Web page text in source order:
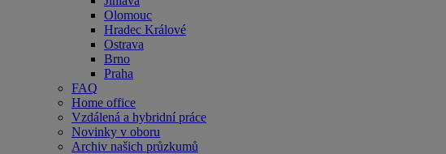
Olomouc
Hradec Králové
Ostrava
Brno
Praha
FAQ
Home office
Vzdálená a hybridní práce
Novinky v oboru
Archiv našich průzkumů